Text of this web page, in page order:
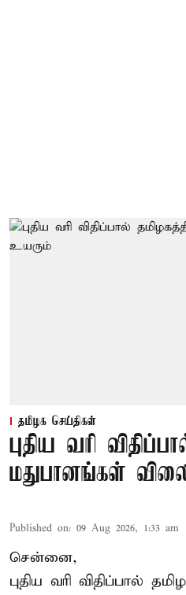
தமிழக செய்திகள்
புதிய வரி
மதுபானங்கள்
Published on: 09 Aug 2026, 1:33 am
சென்னை,
புதிய வரி விதிப்பால்